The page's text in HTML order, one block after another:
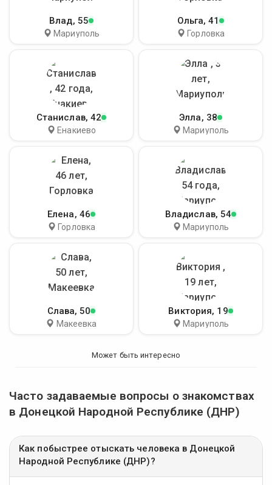
Влад, 55
Мариуполь
Ольга, 41
Горловка
Станислав, 42
Енакиево
Элла, 38
Мариуполь
Елена, 46
Горловка
Владислав, 54
Мариуполь
Слава, 50
Макеевка
Виктория, 19
Мариуполь
Может быть интересно
Часто задаваемые вопросы о знакомствах
в Донецкой Народной Республике (ДНР)
Как побыстрее отыскать человека в Донецкой
Народной Республике (ДНР)?